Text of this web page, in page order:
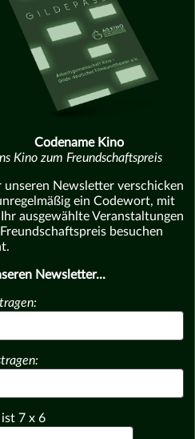
Codename Kino
Kino zum Freundschaftspreis
unseren Newsletter verschicken
ein Codewort, mit
ausgewählte Veranstaltungen
besuchen
Newsletter...
ist 7 x 6